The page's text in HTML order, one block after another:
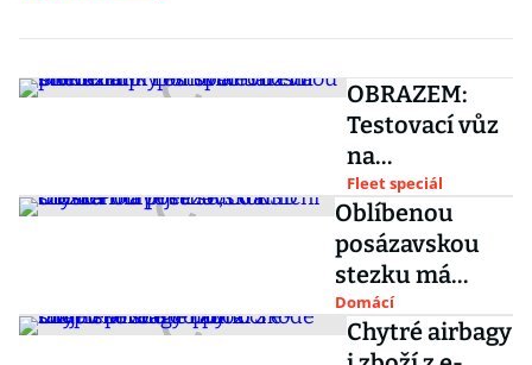
OBRAZEM:
Testovací vůz
na
pneumatiky
od společnosti
Michelin
připomínal
barevnou
stonožku
Fleet speciál
Oblíbenou
posázavskou
stezku má
přetnout
dálniční most.
Domácí
Chytré airbagy